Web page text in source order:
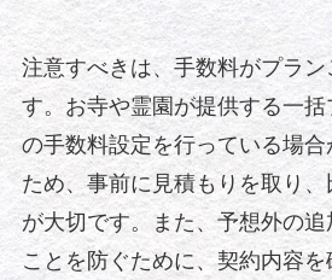
注意すべきは、手数料がプラ
す。お寺や霊園が提供する一括
の手数料設定を行っている場
ため、事前に見積もりを取り、
が大切です。また、予想外の
ことを防ぐために、契約内容